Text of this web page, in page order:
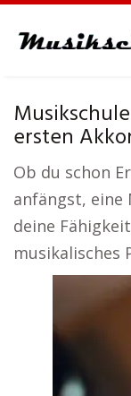
ersten
Ob du schon
anfängst, eine
deine
musikalisches